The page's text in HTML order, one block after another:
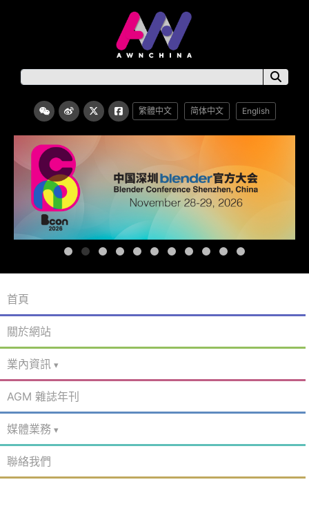
繁體中文 简体中文 English
首頁
關於網站
業內資訊
AGM 雜誌年刊
媒體業務
聯絡我們